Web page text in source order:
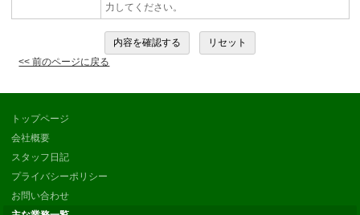
力してください。
<< 前のページに戻る
トップページ
会社概要
スタッフ日記
プライバシーポリシー
お問い合わせ